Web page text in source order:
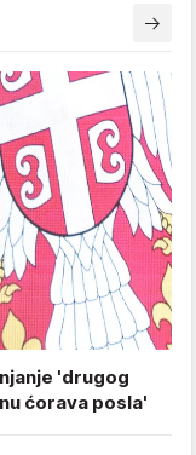
'drugog
ćorava posla'